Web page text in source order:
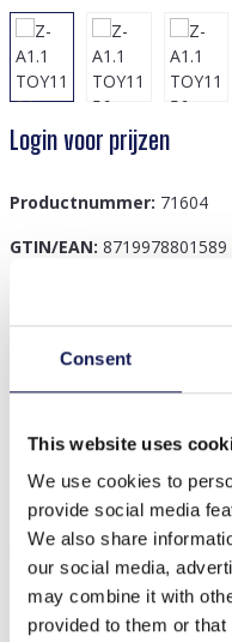
Consent
This website uses
We use cookies to
provide social media
We also share
our social media,
may combine it with
provided to them or
Login voor prijzen
Productnummer: 71604
GTIN/EAN: 8719978801589
Z-A1.1 TOY1156-001
niet inbegrepenMeer
Anderen kochten ook